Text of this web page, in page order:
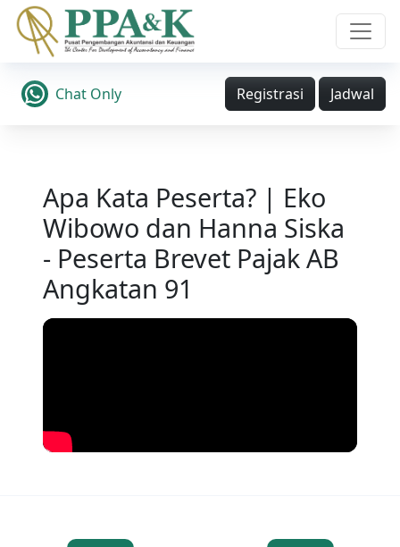
Chat Only Registrasi Jadwal
Apa Kata Peserta? | Eko
Wibowo dan Hanna Siska
- Peserta Brevet Pajak AB
Angkatan 91